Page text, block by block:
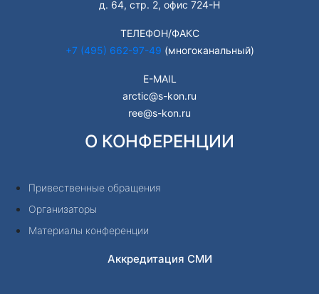
д. 64, стр. 2, офис 724-Н
ТЕЛЕФОН/ФАКС
+7 (495) 662-97-49 (многоканальный)
E-MAIL
arctic@s-kon.ru
ree@s-kon.ru
О КОНФЕРЕНЦИИ
Привественные обращения
Организаторы
Материалы конференции
Аккредитация СМИ